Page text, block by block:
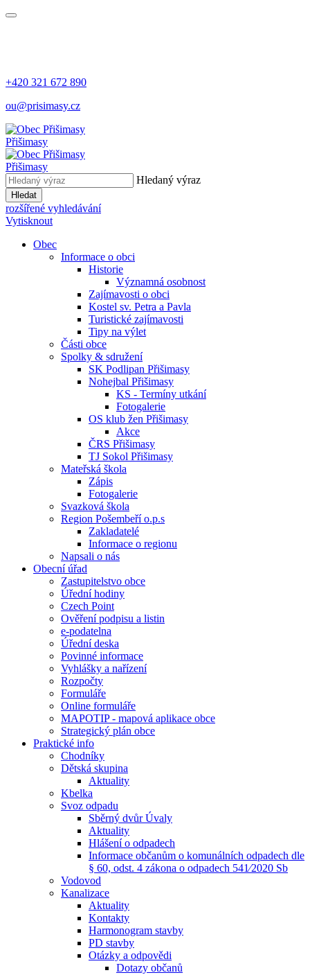
+420 321 672 890
ou@prisimasy.cz
Přišimasy
Přišimasy
Hledaný výraz
Hledat
rozšířené vyhledávání
Vytisknout
Obec
Informace o obci
Historie
Významná osobnost
Zajímavosti o obci
Kostel sv. Petra a Pavla
Turistické zajímavosti
Tipy na výlet
Části obce
Spolky & sdružení
SK Podlipan Přišimasy
Nohejbal Přišimasy
KS - Termíny utkání
Fotogalerie
OS klub žen Přišimasy
Akce
ČRS Přišimasy
TJ Sokol Přišimasy
Mateřská škola
Zápis
Fotogalerie
Svazková škola
Region Pošembeří o.p.s
Zakladatelé
Informace o regionu
Napsali o nás
Obecní úřad
Zastupitelstvo obce
Úřední hodiny
Czech Point
Ověření podpisu a listin
e-podatelna
Úřední deska
Povinné informace
Vyhlášky a nařízení
Rozpočty
Formuláře
Online formuláře
MAPOTIP - mapová aplikace obce
Strategický plán obce
Praktické info
Chodníky
Dětská skupina
Aktuality
Kbelka
Svoz odpadu
Sběrný dvůr Úvaly
Aktuality
Hlášení o odpadech
Informace občanům o komunálních odpadech dle
§ 60, odst. 4 zákona o odpadech 541⁄2020 Sb
Vodovod
Kanalizace
Aktuality
Kontakty
Harmonogram stavby
PD stavby
Otázky a odpovědi
Dotazy občanů